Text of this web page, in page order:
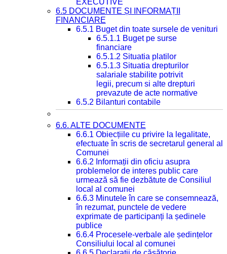
EXECUTIVE
6.5 DOCUMENTE ȘI INFORMAȚII
FINANCIARE
6.5.1 Buget din toate sursele de venituri
6.5.1.1 Buget pe surse
financiare
6.5.1.2 Situatia platilor
6.5.1.3 Situatia drepturilor
salariale stabilite potrivit
legii, precum si alte drepturi
prevazute de acte normative
6.5.2 Bilanturi contabile
6.6. ALTE DOCUMENTE
6.6.1 Obiecțiile cu privire la legalitate,
efectuate în scris de secretarul general al
Comunei
6.6.2 Informații din oficiu asupra
problemelor de interes public care
urmează să fie dezbătute de Consiliul
local al comunei
6.6.3 Minutele în care se consemnează,
în rezumat, punctele de vedere
exprimate de participanți la ședinele
publice
6.6.4 Procesele-verbale ale ședințelor
Consiliului local al comunei